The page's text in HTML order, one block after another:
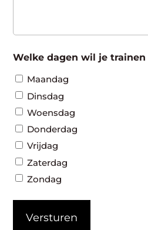
Welke dagen wil je trainen
Maandag
Dinsdag
Woensdag
Donderdag
Vrijdag
Zaterdag
Zondag